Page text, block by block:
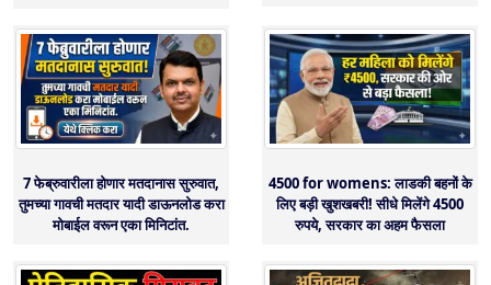
7 फेब्रुवारीला होणार मतदानास सुरुवात,
तुमच्या गावची मतदार यादी डाऊनलोड करा
मोबाईल वरून एका मिनिटांत.
4500 for womens: लाडकी बहनों के
लिए बड़ी खुशखबरी! सीधे मिलेंगे 4500
रुपये, सरकार का अहम फैसला